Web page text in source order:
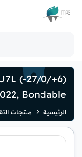
الشعار
(-27/0/+6)
Bondable
الرئيسية منتجات